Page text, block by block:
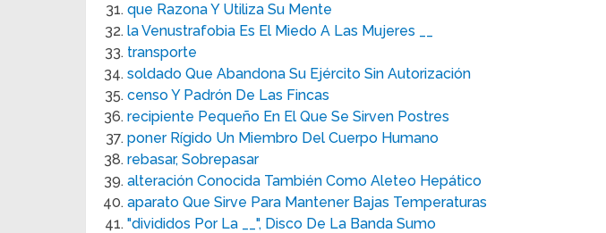
que Razona Y Utiliza Su Mente
la Venustrafobia Es El Miedo A Las Mujeres __
transporte
soldado Que Abandona Su Ejército Sin Autorización
censo Y Padrón De Las Fincas
recipiente Pequeño En El Que Se Sirven Postres
poner Rígido Un Miembro Del Cuerpo Humano
rebasar, Sobrepasar
alteración Conocida También Como Aleteo Hepático
aparato Que Sirve Para Mantener Bajas Temperaturas
"divididos Por La __", Disco De La Banda Sumo